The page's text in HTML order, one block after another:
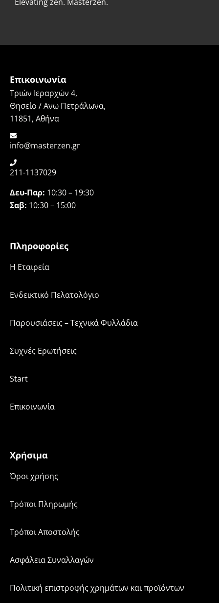
Επικοινωνία
Τριών Ιεραρχών 4,
Θησείο / Ανω Πετράλωνα,
11851, Αθήνα
info@masterzen.gr
211-1137029
Δευ-Παρ: 10:30 – 19:30
Σαβ: 10:30 – 15:00
Πληροφορίες
H Εταιρεία
Ενδεικτικό Πελατολόγιο
Παρουσιάσεις – Τεχνικά Φυλλάδια
Συχνές Ερωτήσεις
Start
Επικοινωνία
Χρήσιμα
Όροι χρήσης
Τρόποι Πληρωμής
Τρόποι Αποστολής
Ασφάλεια Συναλλαγών
Πολιτική επιστροφής χρημάτων και προϊόντων